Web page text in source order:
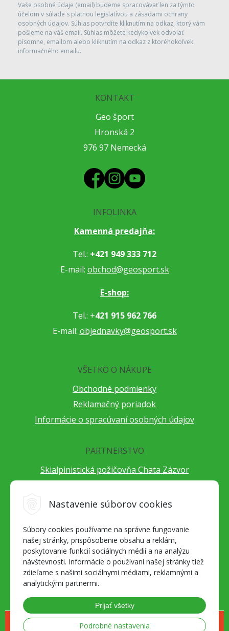
Nastavenie súborov cookies
Súbory cookies používame na správne fungovanie
našej stránky, prispôsobenie obsahu a reklám,
poskytovanie funkcií sociálnych médií a na analýzu
návštevnosti. Informácie o používaní našej stránky tiež
zdieľame s našimi sociálnymi médiami, reklamnými a
analytickými partnermi.
Prijať všetky
Podrobné nastavenia
Vaše osobné údaje (email) budeme spracovávať len za týmto
účelom v súlade s platnou legislatívou a zásadami ochrany
osobných údajov. Súhlas potvrdíte kliknutím na odkaz, ktorý vám
pošleme na váš email. Súhlas môžete kedykoľvek odvolať
písomne, emailom alebo kliknutím na odkaz z ktoréhokoľvek
informačného emailu.
KONTAKT
Geo šport
Hronská 2
976 97 Nemecká
INFOLINKA
Kamenná predajňa:
Tel.: +421 949 333 712
E-mail: obchod@geosport.sk
E-shop:
Tel.: +421 915 962 766
E-mail: objednavky@geosport.sk
VŠETKO O NÁKUPE
Obchodné podmienky
Reklamačný poriadok
Informácie o spracúvaní osobných údajov
PARTNERSTVO
Skialpinistická požičovňa Chata Zázvor
Cestovateľský festival Cestou necestou
Alpenverein Slovensko
Hore-dole Derešom
Motorest Nemecká
Splav Hrona
© 2026 Geosport.sk - všetko pre milovníkov outdoor športov a skialpu •